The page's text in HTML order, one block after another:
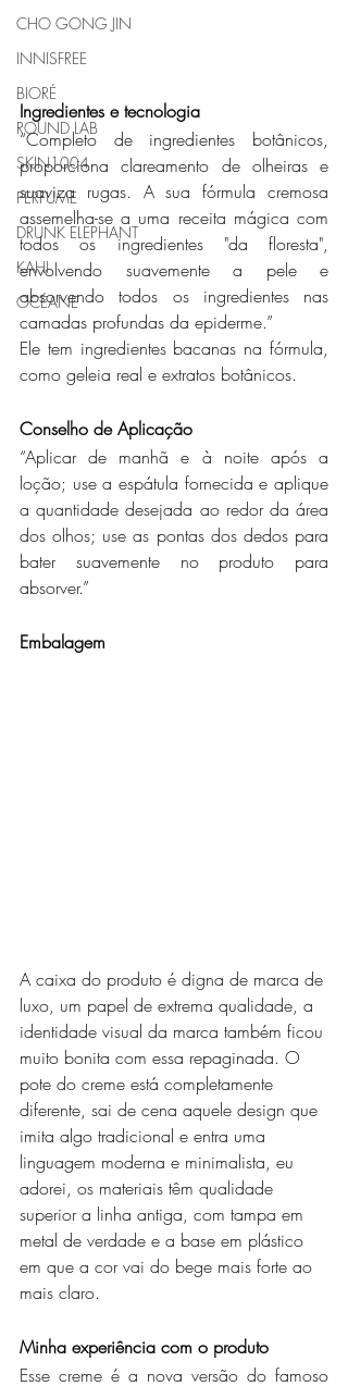
CHO GONG JIN
INNISFREE
BIORÉ
ROUND LAB
SKIN1004
PERFUME
DRUNK ELEPHANT
KAHI
OCÉANE
Ingredientes e tecnologia
“Completo de ingredientes botânicos,
proporciona clareamento de olheiras e
suaviza rugas. A sua fórmula cremosa
assemelha-se a uma receita mágica com
todos os ingredientes "da floresta",
envolvendo suavemente a pele e
absorvendo todos os ingredientes nas
camadas profundas da epiderme.”
Ele tem ingredientes bacanas na fórmula,
como geleia real e extratos botânicos.
Conselho de Aplicação
“Aplicar de manhã e à noite após a
loção; use a espátula fornecida e aplique
a quantidade desejada ao redor da área
dos olhos; use as pontas dos dedos para
bater suavemente no produto para
absorver.”
Embalagem
A caixa do produto é digna de marca de
luxo, um papel de extrema qualidade, a
identidade visual da marca também ficou
muito bonita com essa repaginada. O
pote do creme está completamente
diferente, sai de cena aquele design que
imita algo tradicional e entra uma
linguagem moderna e minimalista, eu
adorei, os materiais têm qualidade
superior a linha antiga, com tampa em
metal de verdade e a base em plástico
em que a cor vai do bege mais forte ao
mais claro.
Minha experiência com o produto
Esse creme é a nova versão do famoso